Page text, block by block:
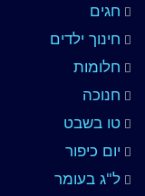
חגים
חינוך ילדים
חלומות
חנוכה
טו בשבט
יום כיפור
ל"ג בעומר